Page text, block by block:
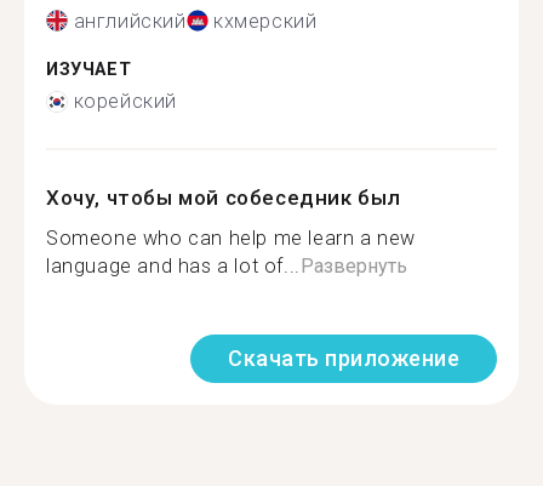
английский кхмерский
ИЗУЧАЕТ
корейский
Хочу, чтобы мой собеседник был
Someone who can help me learn a new
language and has a lot of...Развернуть
Скачать приложение